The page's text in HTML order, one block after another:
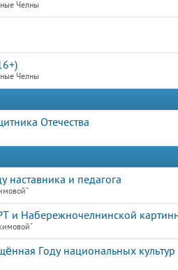
Челны
Челны
Отечества
наставника и педагога
и Набережночелнинской
Году национальных